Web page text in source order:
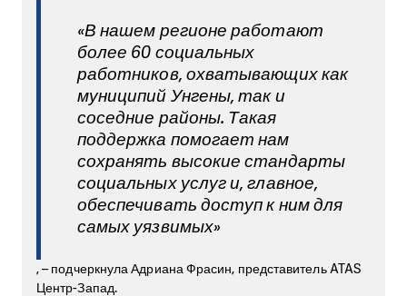
«В нашем регионе работают
более 60 социальных
работников, охватывающих как
муниципий Унгены, так и
соседние районы. Такая
поддержка помогает нам
сохранять высокие стандарты
социальных услуг и, главное,
обеспечивать доступ к ним для
самых уязвимых»
, – подчеркнула Адриана Фрасин, представитель ATAS
Центр-Запад.